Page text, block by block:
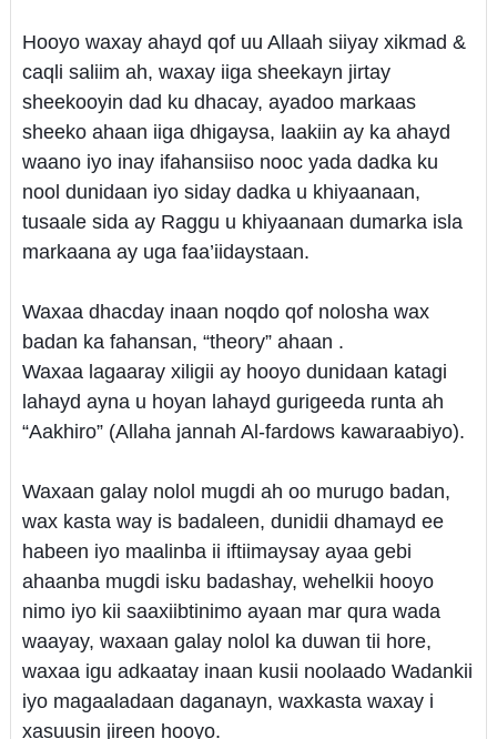
Hooyo waxay ahayd qof uu Allaah siiyay xikmad &
caqli saliim ah, waxay iiga sheekayn jirtay
sheekooyin dad ku dhacay, ayadoo markaas
sheeko ahaan iiga dhigaysa, laakiin ay ka ahayd
waano iyo inay ifahansiiso nooc yada dadka ku
nool dunidaan iyo siday dadka u khiyaanaan,
tusaale sida ay Raggu u khiyaanaan dumarka isla
markaana ay uga faa’iidaystaan.
Waxaa dhacday inaan noqdo qof nolosha wax
badan ka fahansan, “theory” ahaan .
Waxaa lagaaray xiligii ay hooyo dunidaan katagi
lahayd ayna u hoyan lahayd gurigeeda runta ah
“Aakhiro” (Allaha jannah Al-fardows kawaraabiyo).
Waxaan galay nolol mugdi ah oo murugo badan,
wax kasta way is badaleen, dunidii dhamayd ee
habeen iyo maalinba ii iftiimaysay ayaa gebi
ahaanba mugdi isku badashay, wehelkii hooyo
nimo iyo kii saaxiibtinimo ayaan mar qura wada
waayay, waxaan galay nolol ka duwan tii hore,
waxaa igu adkaatay inaan kusii noolaado Wadankii
iyo magaaladaan daganayn, waxkasta waxay i
xasuusin jireen hooyo.